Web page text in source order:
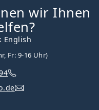
wir Ihnen
English
Fr: 9-16 Uhr)